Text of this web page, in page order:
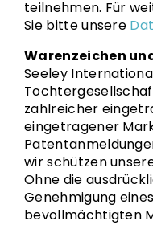
teilnehmen. Für
Sie bitte unsere
Warenzeichen
Seeley
zahlreicher
eingetragener
wir schützen
Ohne die
Genehmigung
bevollmächtigten